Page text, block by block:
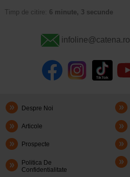
Timp de citire: 6 minute, 3 secunde
infoline@catena.ro
Despre Noi
Articole
Prospecte
Politica De
Confidentialitate